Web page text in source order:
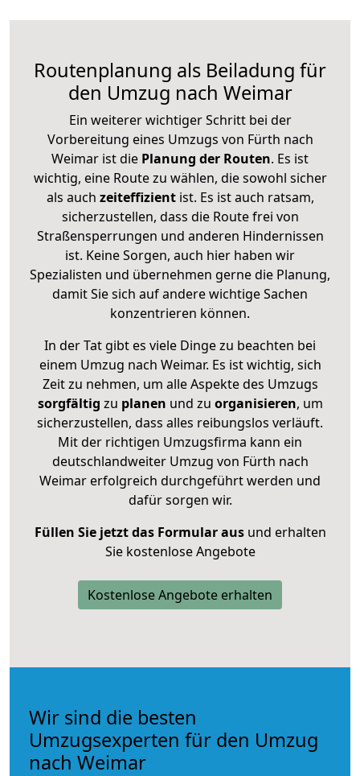
Routenplanung als Beiladung für
den Umzug nach Weimar
Ein weiterer wichtiger Schritt bei der
Vorbereitung eines Umzugs von Fürth nach
Weimar ist die Planung der Routen. Es ist
wichtig, eine Route zu wählen, die sowohl sicher
als auch zeiteffizientist. Es ist auch ratsam,
sicherzustellen, dass die Route frei von
Straßensperrungen und anderen Hindernissen
ist. Keine Sorgen, auch hier haben wir
Spezialisten und übernehmen gerne die Planung,
damit Sie sich auf andere wichtige Sachen
konzentrieren können.
In der Tat gibt es viele Dinge zu beachten bei
einem Umzug nach Weimar. Es ist wichtig, sich
Zeit zu nehmen, um alle Aspekte des Umzugs
sorgfältig zu planen und zu organisieren, um
sicherzustellen, dass alles reibungslos verläuft.
Mit der richtigen Umzugsfirma kann ein
deutschlandweiter Umzug von Fürth nach
Weimar erfolgreich durchgeführt werden und
dafür sorgen wir.
Füllen Sie jetzt das Formular ausund erhalten
Sie kostenlose Angebote
Kostenlose Angebote erhalten
Wir sind die besten
Umzugsexperten für den Umzug
nach Weimar